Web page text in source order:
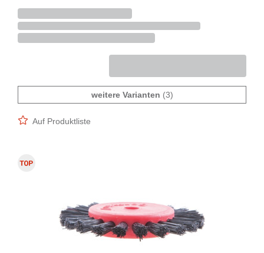
weitere Varianten (3)
Auf Produktliste